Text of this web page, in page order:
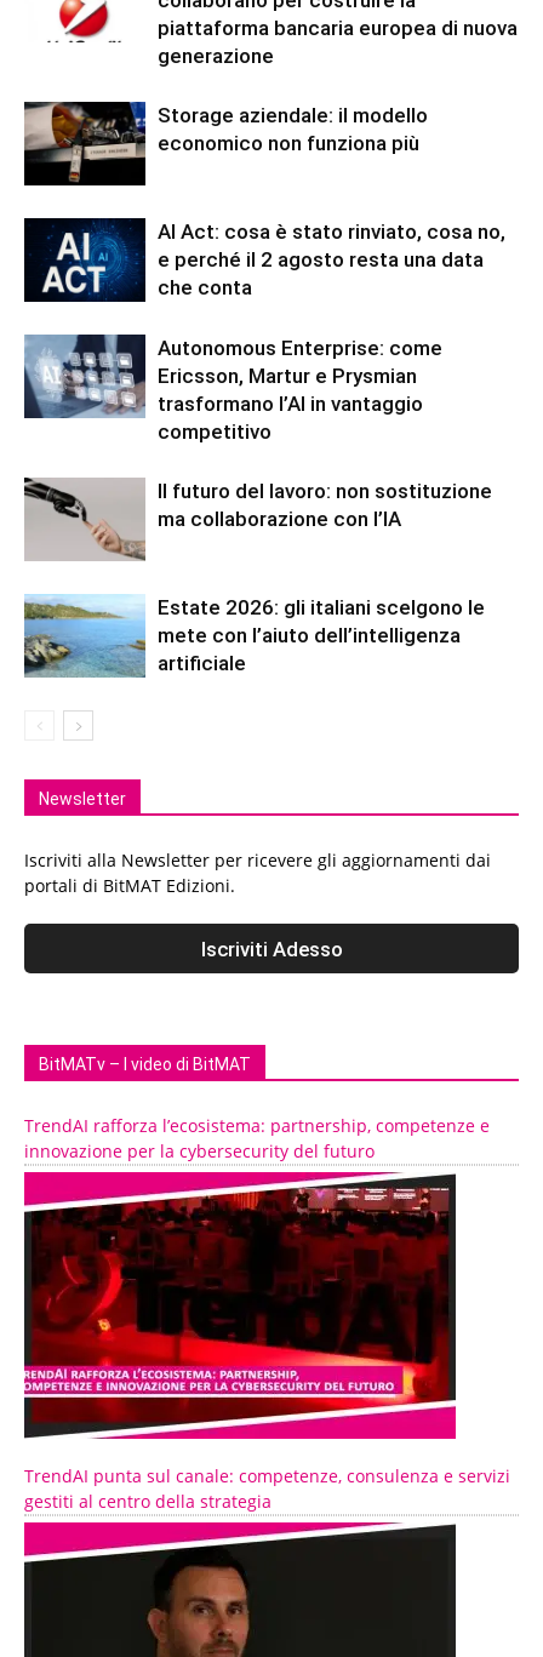
piattaforma bancaria europea di nuova
generazione
Storage aziendale: il modello
economico non funziona più
AI Act: cosa è stato rinviato, cosa no,
e perché il 2 agosto resta una data
che conta
Autonomous Enterprise: come
Ericsson, Martur e Prysmian
trasformano l’AI in vantaggio
competitivo
Il futuro del lavoro: non sostituzione
ma collaborazione con l’IA
Estate 2026: gli italiani scelgono le
mete con l’aiuto dell’intelligenza
artificiale
Newsletter
Iscriviti alla Newsletter per ricevere gli aggiornamenti dai
portali di BitMAT Edizioni.
BitMATv – I video di BitMAT
TrendAI rafforza l’ecosistema: partnership, competenze e
innovazione per la cybersecurity del futuro
TrendAI punta sul canale: competenze, consulenza e servizi
gestiti al centro della strategia